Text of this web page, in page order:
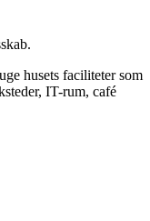
husets faciliteter som
IT-rum, café